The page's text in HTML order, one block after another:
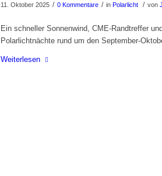
11. Oktober 2025 / 0 Kommentare / in Polarlicht / von
Ein schneller Sonnenwind, CME-Randtreffer
Polarlichtnächte rund um den September-
Weiterlesen